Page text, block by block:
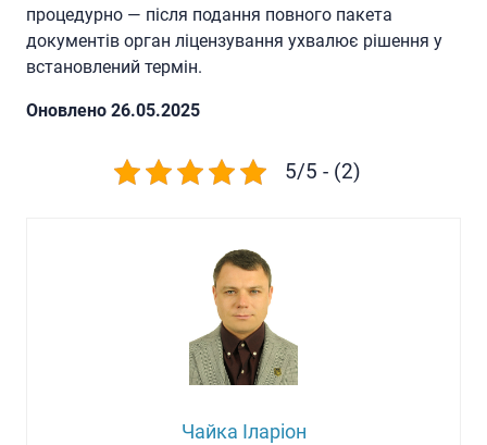
процедурно — після подання повного пакета
документів орган ліцензування ухвалює рішення у
встановлений термін.
Oновлено 26.05.2025
5/5 - (2)
Чайка Іларіон